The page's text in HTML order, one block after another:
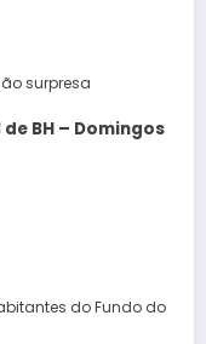
surpresa
BH – Domingos
do Fundo do